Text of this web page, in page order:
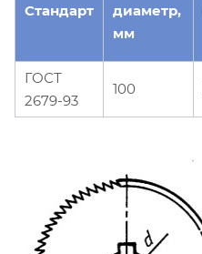
Стандарт
диаметр,
мм
ГОСТ
2679-93
100